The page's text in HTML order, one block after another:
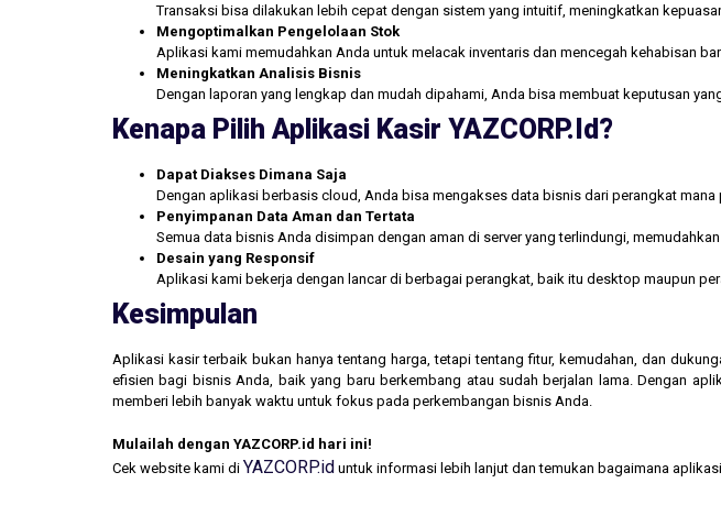
Transaksi bisa dilakukan lebih cepat dengan sistem yang intuitif, meningkatkan
Mengoptimalkan Pengelolaan Stok
Aplikasi kami memudahkan Anda untuk melacak inventaris dan mencegah kehabisan
Meningkatkan Analisis Bisnis
Dengan laporan yang lengkap dan mudah dipahami, Anda bisa membuat keputusan
Kenapa Pilih Aplikasi Kasir YAZCORP.id?
Dapat Diakses Dimana Saja
Dengan aplikasi berbasis cloud, Anda bisa mengakses data bisnis dari perangkat mana
Penyimpanan Data Aman dan Tertata
Semua data bisnis Anda disimpan dengan aman di server yang terlindungi,
Desain yang Responsif
Aplikasi kami bekerja dengan lancar di berbagai perangkat, baik itu desktop maupun
Kesimpulan
Aplikasi kasir terbaik bukan hanya tentang harga, tetapi tentang fitur, kemudahan, dan
efisien bagi bisnis Anda, baik yang baru berkembang atau sudah berjalan lama. Dengan
memberi lebih banyak waktu untuk fokus pada perkembangan bisnis Anda.
Mulailah dengan YAZCORP.id hari ini!
Cek website kami di YAZCORP.id untuk informasi lebih lanjut dan temukan bagaimana